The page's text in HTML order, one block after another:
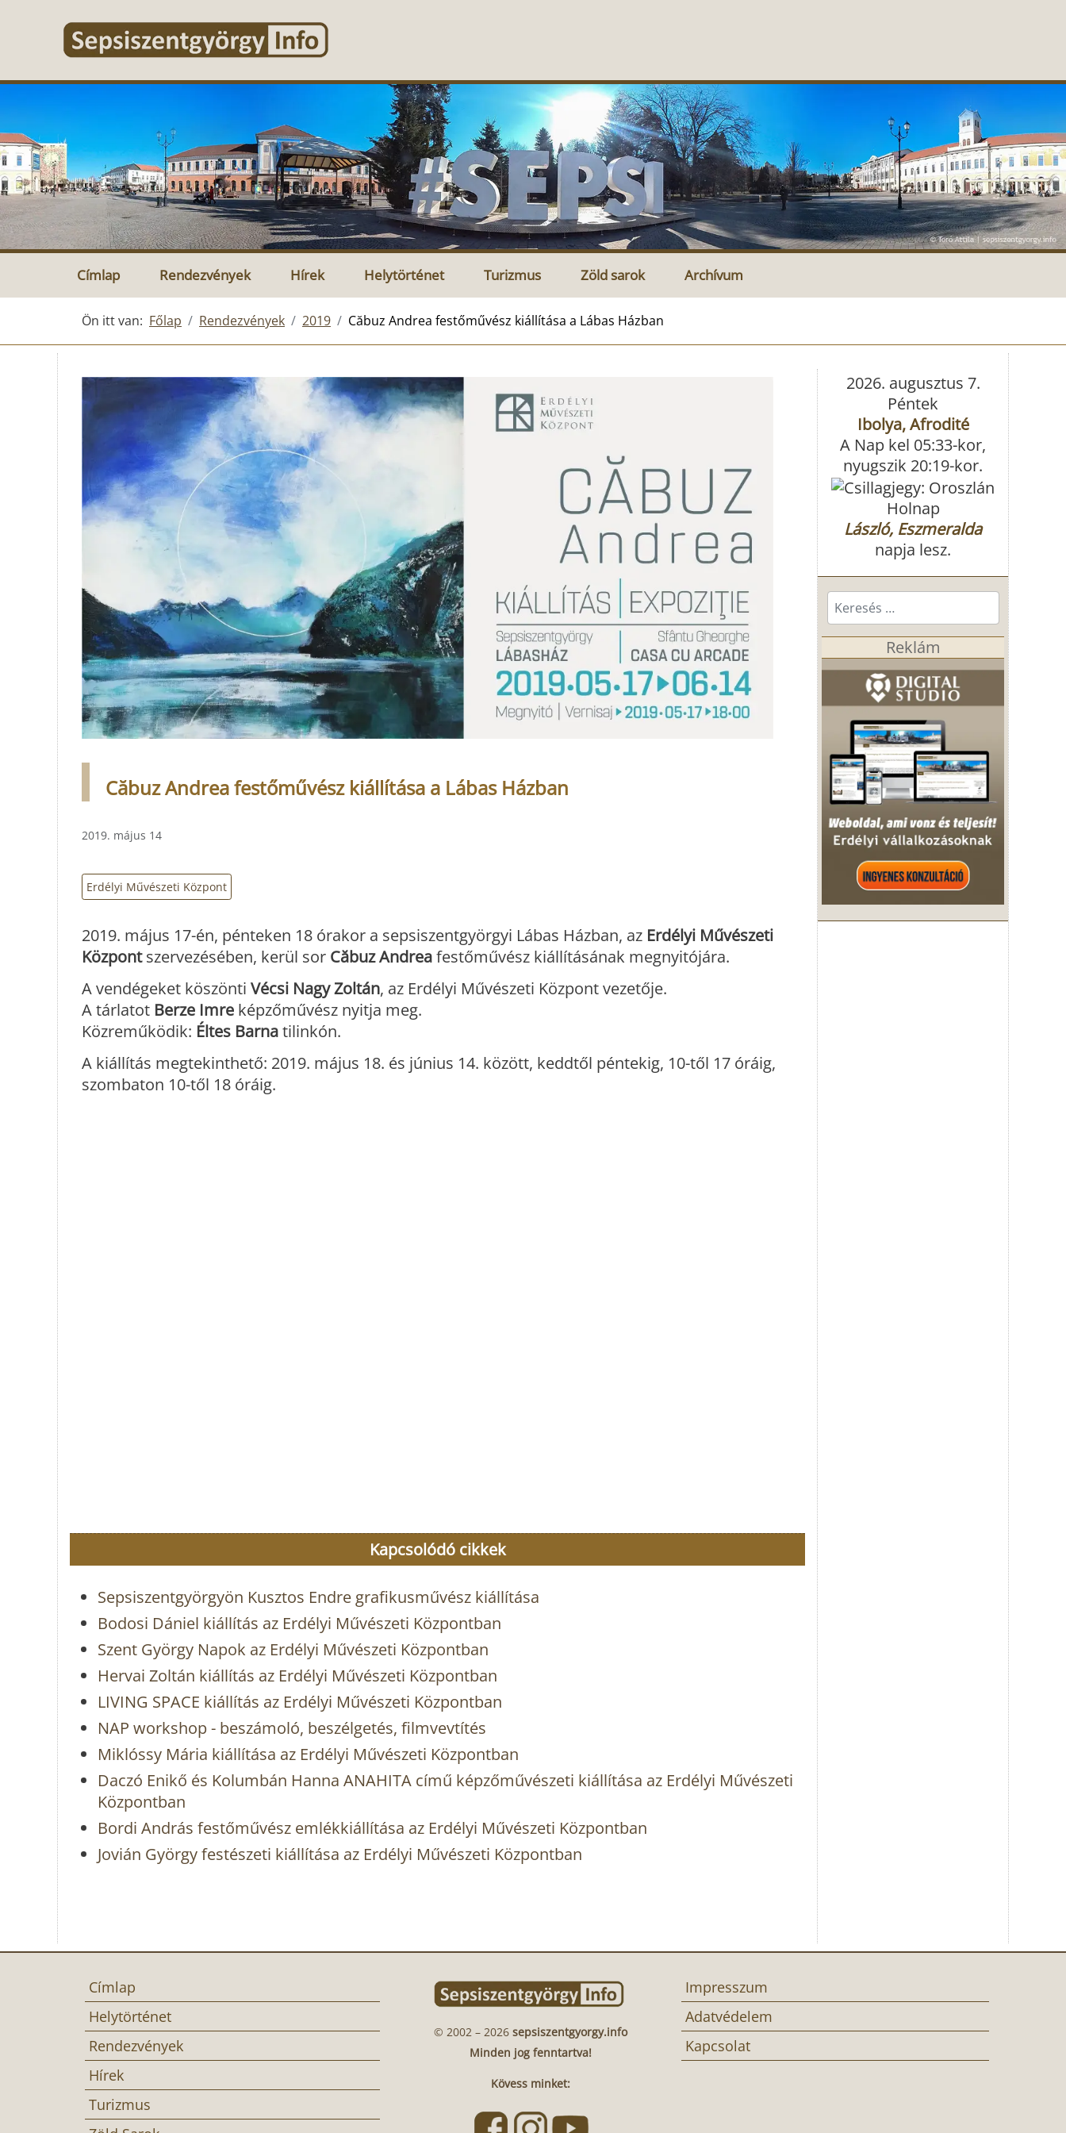
Címlap Rendezvények Hírek Helytörténet Turizmus Zöld sarok Archívum
Ön itt van: Főlap Rendezvények 2019 Căbuz Andrea festőművész kiállítása a Lábas Házban
Căbuz Andrea festőművész kiállítása a Lábas Házban
2019. május 14
Erdélyi Művészeti Központ
2019. május 17-én, pénteken 18 órakor a sepsiszentgyörgyi Lábas Házban, az Erdélyi Művészeti
Központszervezésében, kerül sor Căbuz Andreafestőművész kiállításának megnyitójára.
A vendégeket köszönti Vécsi Nagy Zoltán, az Erdélyi Művészeti Központ vezetője.
A tárlatot Berze Imre képzőművész nyitja meg.
Közreműködik: Éltes Barnatilinkón.
A kiállítás megtekinthető: 2019. május 18. és június 14. között, keddtől péntekig, 10-től 17 óráig,
szombaton 10-től 18 óráig.
Kapcsolódó cikkek
Sepsiszentgyörgyön Kusztos Endre grafikusművész kiállítása
Bodosi Dániel kiállítás az Erdélyi Művészeti Központban
Szent György Napok az Erdélyi Művészeti Központban
Hervai Zoltán kiállítás az Erdélyi Művészeti Központban
LIVING SPACE kiállítás az Erdélyi Művészeti Központban
NAP workshop - beszámoló, beszélgetés, filmvevtítés
Miklóssy Mária kiállítása az Erdélyi Művészeti Központban
Daczó Enikő és Kolumbán Hanna ANAHITA című képzőművészeti kiállítása az Erdélyi Művészeti
Központban
Bordi András festőművész emlékkiállítása az Erdélyi Művészeti Központban
Jovián György festészeti kiállítása az Erdélyi Művészeti Központban
2026. augusztus 7.
Péntek
Ibolya, Afrodité
A Nap kel 05:33-kor,
nyugszik 20:19-kor.
Holnap
László, Eszmeralda
napja lesz.
Keresés...
Reklám
Címlap
Helytörténet
Rendezvények
Hírek
Turizmus
© 2002 – 2026 sepsiszentgyorgy.info
Minden jog fenntartva!
Kövess minket:
Impresszum
Adatvédelem
Kapcsolat